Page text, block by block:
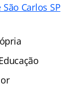
Carlos SP